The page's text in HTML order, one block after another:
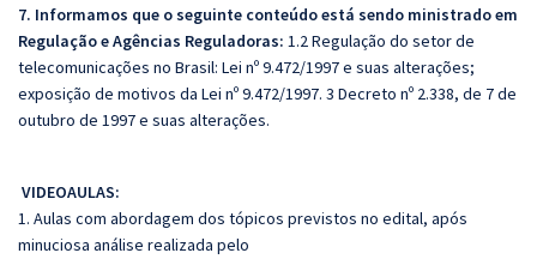
7. Informamos que o seguinte conteúdo está sendo ministrado em
Regulação e Agências Reguladoras: 1.2 Regulação do setor de
telecomunicações no Brasil: Lei nº 9.472/1997 e suas alterações;
exposição de motivos da Lei nº 9.472/1997. 3 Decreto nº 2.338, de 7 de
outubro de 1997 e suas alterações.
VIDEOAULAS:
1. Aulas com abordagem dos tópicos previstos no edital, após
minuciosa análise realizada pelo